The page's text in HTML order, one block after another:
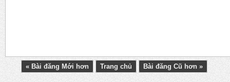
« Bài đăng Mới hơn Trang chủ Bài đăng Cũ hơn »